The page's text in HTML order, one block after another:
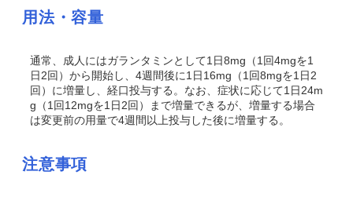
用法・容量
通常、成人にはガランタミンとして1日8mg（1回4mgを1
日2回）から開始し、4週間後に1日16mg（1回8mgを1日2
回）に増量し、経口投与する。なお、症状に応じて1日24m
g（1回12mgを1日2回）まで増量できるが、増量する場合
は変更前の用量で4週間以上投与した後に増量する。
注意事項